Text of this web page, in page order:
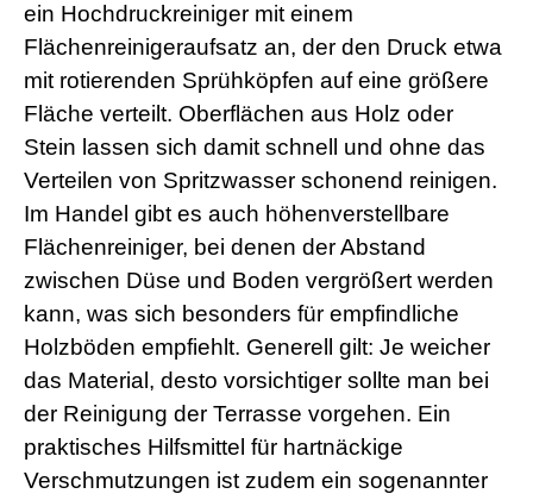
ein Hochdruckreiniger mit einem
Flächenreinigeraufsatz an, der den Druck etwa
mit rotierenden Sprühköpfen auf eine größere
Fläche verteilt. Oberflächen aus Holz oder
Stein lassen sich damit schnell und ohne das
Verteilen von Spritzwasser schonend reinigen.
Im Handel gibt es auch höhenverstellbare
Flächenreiniger, bei denen der Abstand
zwischen Düse und Boden vergrößert werden
kann, was sich besonders für empfindliche
Holzböden empfiehlt. Generell gilt: Je weicher
das Material, desto vorsichtiger sollte man bei
der Reinigung der Terrasse vorgehen. Ein
praktisches Hilfsmittel für hartnäckige
Verschmutzungen ist zudem ein sogenannter